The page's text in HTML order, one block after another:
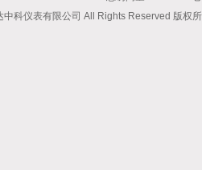
中科仪表有限公司 All Rights Reserved 版权